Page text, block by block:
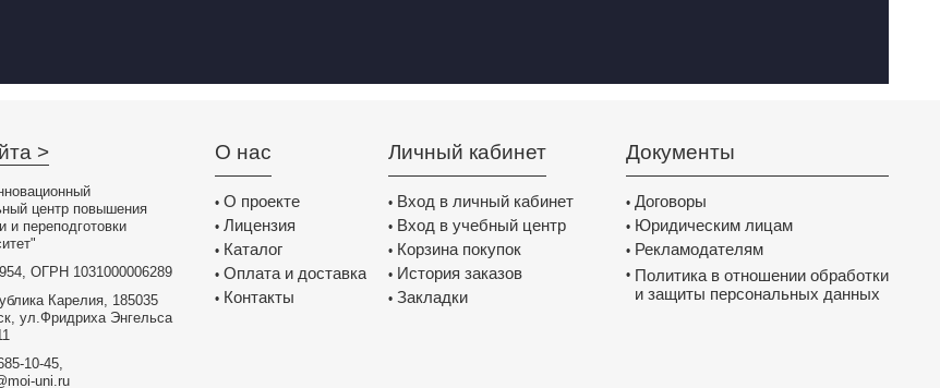
>
центр повышения
и переподготовки
ОГРН 1031000006289
Карелия, 185035
ул.Фридриха Энгельса
10-45,
uni.ru
О нас
• О проекте
• Лицензия
• Каталог
• Оплата и доставка
• Контакты
Личный кабинет
• Вход в личный кабинет
• Вход в учебный центр
• Корзина покупок
• История заказов
• Закладки
Документы
• Договоры
• Юридическим лицам
• Рекламодателям
• Политика в отношении обработки
и защиты персональных данных